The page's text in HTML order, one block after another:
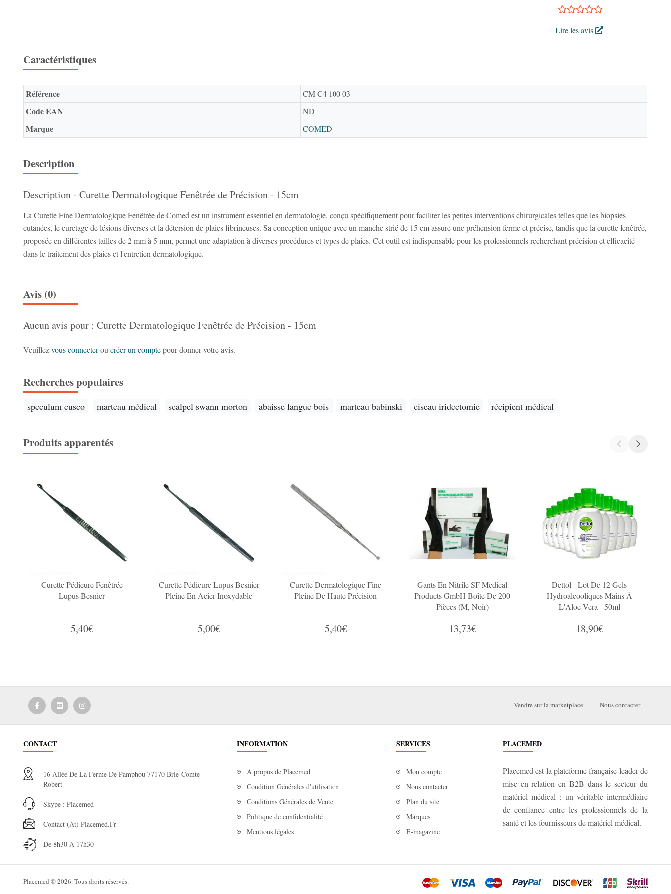
Lire les avis
Caractéristiques
Référence CM C4 100 03
Code EAN ND
Marque COMED
Description
Description - Curette Dermatologique Fenêtrée de Précision - 15cm
La Curette Fine Dermatologique Fenêtrée de Comed est un instrument essentiel en dermatologie, conçu spécifiquement pour faciliter les petites interventions chirurgicales telles que les biopsies
cutanées, le curetage de lésions diverses et la détersion de plaies fibrineuses. Sa conception unique avec un manche strié de 15 cm assure une préhension ferme et précise, tandis que la curette fenêtrée,
proposée en différentes tailles de 2 mm à 5 mm, permet une adaptation à diverses procédures et types de plaies. Cet outil est indispensable pour les professionnels recherchant précision et efficacité
dans le traitement des plaies et l'entretien dermatologique.
Avis (0)
Aucun avis pour : Curette Dermatologique Fenêtrée de Précision - 15cm
Veuillezvous connecteroucréer un comptepour donner votre avis.
Recherches populaires
speculum cusco marteau médical scalpel swann morton abaisse langue bois marteau babinski ciseau iridectomie récipient médical
Produits apparentés
Curette Pédicure Fenêtrée
Lupus Besnier
5,40€
Curette Pédicure Lupus Besnier
Pleine En Acier Inoxydable
5,00€
Curette Dermatologique Fine
Pleine De Haute Précision
5,40€
Gants En Nitrile SF Medical
Products GmbH Boîte De 200
Pièces (M, Noir)
13,73€
Dettol - Lot De 12 Gels
Hydroalcooliques Mains À
L'Aloe Vera - 50ml
18,90€
Vendre sur la marketplace Nous contacter
CONTACT
16 Allée De La Ferme De Pamphou 77170 Brie-Comte-
Robert
Skype : Placemed
Contact (at) Placemed.fr
De 8h30 À 17h30
INFORMATION
A propos de Placemed
Condition Générales d'utilisation
Conditions Générales de Vente
Politique de confidentialité
Mentions légales
SERVICES
Mon compte
Nous contacter
Plan du site
Marques
E-magazine
PLACEMED
Placemed est la plateforme française leader de
mise en relation en B2B dans le secteur du
matériel médical : un véritable intermédiaire
de confiance entre les professionnels de la
santé et les fournisseurs de matériel médical.
Placemed © 2026. Tous droits réservés.